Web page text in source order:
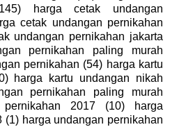
harga cetak undangan
cetak undangan pernikahan
undangan pernikahan jakarta
pernikahan paling murah
pernikahan (54) harga kartu
harga kartu undangan nikah
pernikahan paling murah
2017 (10) harga
(1) harga undangan pernikahan